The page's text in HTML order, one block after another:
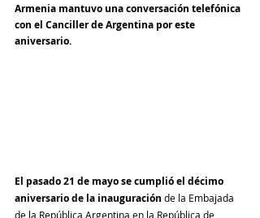
Armenia mantuvo una conversación telefónica
con el Canciller de Argentina por este
aniversario.
El pasado 21 de mayo se cumplió el décimo
aniversario de la inauguración de la Embajada
de la República Argentina en la República de